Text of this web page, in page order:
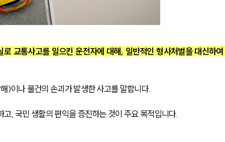
교통사고를 일으킨 운전자에 대해, 일반적인 형사처벌을 대신하
)이나 물건의 손괴가 발생한 사고를 말합니다.
, 국민 생활의 편익을 증진하는 것이 주요 목적입니다.